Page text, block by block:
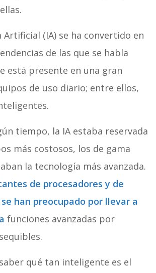
Artificial (IA) se ha convertido en
de las que se habla
está presente en una gran
de uso diario; entre ellos,
tiempo, la IA estaba reservada
más costosos, los de gama
la tecnología más avanzada.
de procesadores y de
han preocupado por llevar a
funciones avanzadas por
qué tan inteligente es el